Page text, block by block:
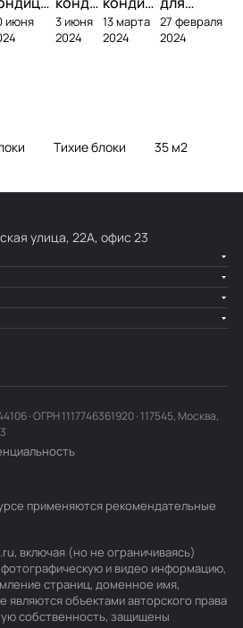
на
июня
ционе
ра
3 июня
2024
ионер?
13 марта
2024
кондицио
нера
27 февраля
2024
Тихие блоки 35 м2
улица, 22А, офис 23
· ОГРН 1117746361920 · 117545, Москва,
применяются рекомендательные
включая (но не ограничиваясь)
и видео информацию,
страниц, доменное имя,
объектами авторского права
собственность, защищены